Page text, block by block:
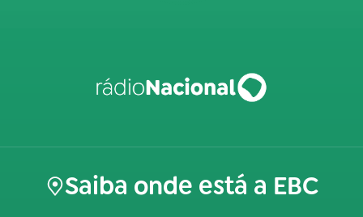
Saiba onde está a EBC